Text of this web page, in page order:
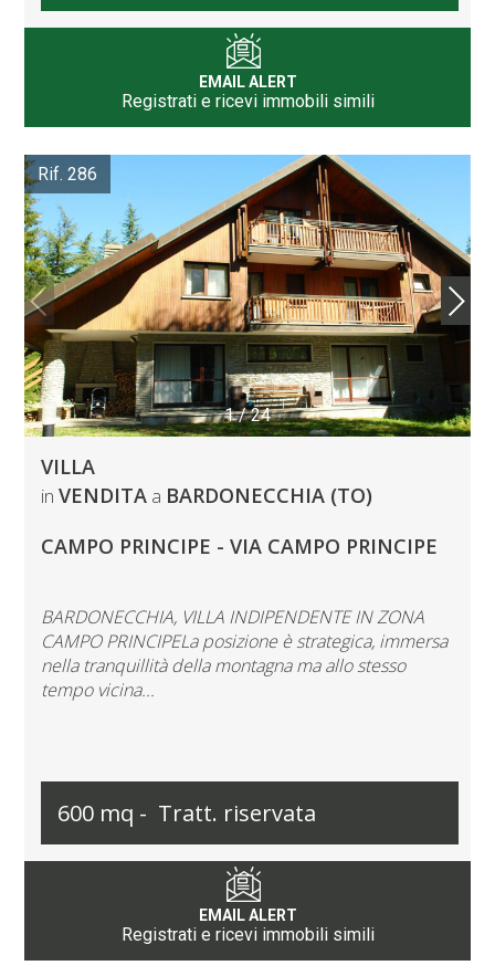
EMAIL ALERT
Registrati e ricevi immobili simili
1/24
Rif. 286
VILLA
in VENDITAa BARDONECCHIA (TO)
CAMPO PRINCIPE - VIA CAMPO PRINCIPE
BARDONECCHIA, VILLA INDIPENDENTE IN ZONA
CAMPO PRINCIPELa posizione è strategica, immersa
nella tranquillità della montagna ma allo stesso
tempo vicina...
600 mq - Tratt. riservata
EMAIL ALERT
Registrati e ricevi immobili simili